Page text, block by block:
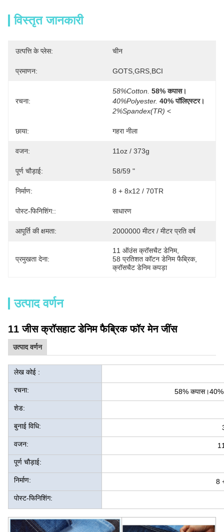
विस्तृत जानकारी
उत्पत्ति के प्लेस: चीन
प्रमाणन: GOTS,GRS,BCI
रचना:
58%Cotton. 58% कपास।
40%Polyester. 40% पॉलिएस्टर।
2%Spandex(TR) <
छाया: गहरा नीला
वजन: 11oz / 373g
पूर्ण चौड़ाई: 58/59 "
निर्माण: 8 + 8x12 / 70TR
पोस्ट-फिनिशिंग:: साधारण
आपूर्ति की क्षमता: 2000000 मीटर / मीटर प्रति वर्ष
प्रमुखता देना:
11 ऑउंस क्रॉसचैट डेनिम,
58 प्रतिशत कॉटन डेनिम फैब्रिक,
क्रॉसचैट डेनिम कपड़ा
उत्पाद वर्णन
11 जीस क्रॉसहाट डेनिम फैब्रिक फॉर मेन जींस
उत्पाद वर्णन
लेख कोई :
रचना: 58% कपास।40%
शेड:
बुनाई विधि:
वजन:
पूर्ण चौड़ाई:
निर्माण: 8
पोस्ट-फिनिशिंग: